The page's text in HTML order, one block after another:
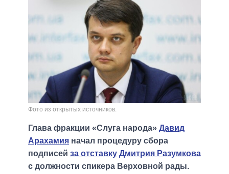
Фото из открытых источников.
Глава фракции «Слуга народа» Давид
Арахамия начал процедуру сбора
подписей за отставку Дмитрия Разумкова
с должности спикера Верховной рады.